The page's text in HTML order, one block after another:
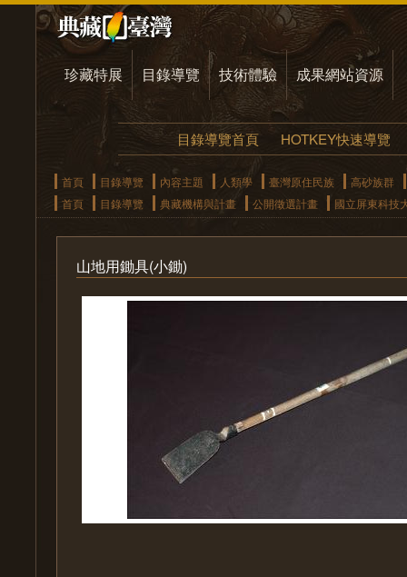
珍藏特展 目錄導覽 技術體驗 成果網站資源
目錄導覽首頁 HOTKEY快速導覽
首頁 目錄導覽 內容主題 人類學 臺灣原住民族
高砂族群
首頁
目錄導覽 典藏機構與計畫 公開徵選計畫 國立屏東科技
山地用鋤具(小鋤)